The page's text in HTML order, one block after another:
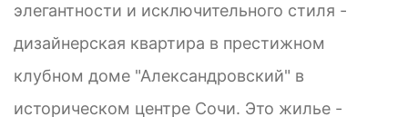
элегантности и исключительного стиля -
дизайнерская квартира в престижном
клубном доме "Александровский" в
историческом центре Сочи. Это жилье -